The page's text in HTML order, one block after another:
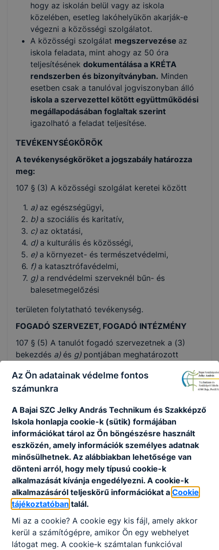
hogy az iskolán belül vagy az iskola
közelében, esetleg lakóhelyükön akarják-e
végezni a közösségi szolgálatot.
A közösségi szolgálat megszervezése az
iskola feladata, mint ahogy az 50 óra
teljesítésének dokumentálása a KRÉTA
rendszerben és bizonyítványban. Minden
esetben csak a tanulóval jogviszonyban álló
iskola a szervezettel kötött együttműködési
megállapodásában foglaltak szerint
igazolható a feladat teljesítése.
TEVÉKENYSÉGKÖRÖK
A tevékenységköröket a jogszabály határozza
meg:
107 § (3) A közösségi szolgálat keretei között
a) az egészségügyi,
b) a szociális és karitatív,
c) az oktatási,
d) a kulturális és közösségi,
e) a környezet- és természetvédelmi,
f) a katasztrófavédelmi,
g) a rendvédelmi szerveknél bűn- és
balesetmegelőzési
területen folytatható tevékenység.
FOGADÓ SZERVEZET, FOGADÓ INTÉZMÉNY
107 § (5) A tanulót fogadó szervezetnek a (3)
bekezdés a) és g) pontjában meghatározott
bekezdésb)pontjában meghatározott esetekben
szükség szerint mentort kell biztosítania. A
órán belül - szükség szerint a mentorral
köközösen - legfeljebb ötórás felkészítő, majd
legfeljebb ötórás záró foglalkozást tart.
FOGADÓ INTÉZMÉNYEK listája itt letölthető.
A közösségi szolgálat az előírások jellegéből
adódóan iskolán kívüli teljesítés esetén is olyan
tevékenység, melyre az iskolai házirend szabályai
érvényesek.
A tanulóknaponta legalább egy(60 perc),
legfeljebb három(180 perc)óraközösségi
szolgálatot végezhetnek, függetlenül attól, hogy
Az Ön adatainak védelme fontos
számunkra
A Bajai SZC Jelky András Technikum és Szakképző
Iskola honlapja cookie-k (sütik) formájában
információkat tárol az Ön böngészésre használt
eszközén, amely információk személyes adatnak
minősülhetnek. Az alábbiakban lehetősége van
dönteni arról, hogy mely típusú cookie-k
alkalmazását kívánja engedélyezni. A cookie-k
alkalmazásáról teljeskörű információkat a Cookie
tájékoztatóban talál.
Mi az a cookie? A cookie egy kis fájl, amely akkor
kerül a számítógépre, amikor Ön egy webhelyet
látogat meg. A cookie-k számtalan funkcióval